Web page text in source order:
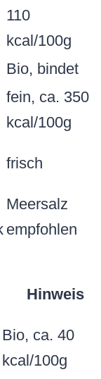
110
kcal/100g
Bio, bindet
fein, ca. 350
kcal/100g
frisch
Meersalz
empfohlen
Hinweis
Bio, ca. 40
kcal/100g